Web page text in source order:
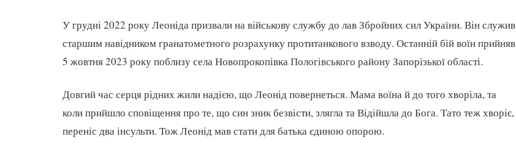
У грудні 2022 року Леоніда призвали на військову службу до лав Збройних сил України. Він служив
старшим навідником гранатометного розрахунку протитанкового взводу. Останній бій воїн прийняв
5 жовтня 2023 року поблизу села Новопрокопівка Пологівського району Запорізької області.
Довгий час серця рідних жили надією, що Леонід повернеться. Мама воїна й до того хворіла, та
коли прийшло сповіщення про те, що син зник безвісти, злягла та Відійшла до Бога. Тато теж хворіє,
переніс два інсульти. Тож Леонід мав стати для батька єдиною опорою.